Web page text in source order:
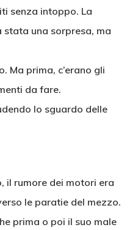
senza intoppo. La
una sorpresa, ma
Ma prima, c’erano gli
da fare.
lo sguardo delle
il rumore dei motori era
le paratie del mezzo.
prima o poi il suo male